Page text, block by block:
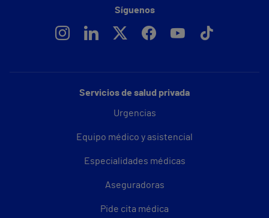
Servicios de salud privada
Urgencias
Equipo médico y asistencial
Especialidades médicas
Aseguradoras
Pide cita médica
Síguenos